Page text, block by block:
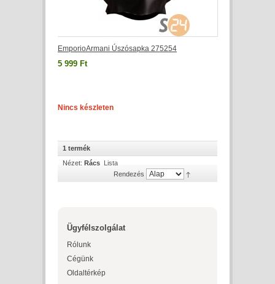
EmporioArmani Úszósapka 275254
5 999 Ft
Nincs készleten
1 termék
Nézet: Rács Lista
Rendezés
Ügyfélszolgálat
Rólunk
Cégünk
Oldaltérkép